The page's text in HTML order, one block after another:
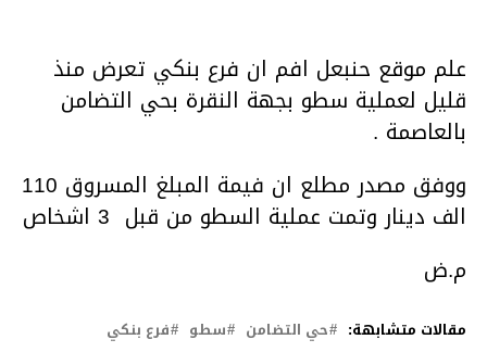
علم موقع حنبعل افم ان فرع بنكي تعرض منذ
قليل لعملية سطو بجهة النقرة بحي التضامن
بالعاصمة .
ووفق مصدر مطلع ان فيمة المبلغ المسروق 110
الف دينار وتمت عملية السطو من قبل 3 اشخاص
م.ض
مقالات متشابهة: حي التضامن سطو فرع بنكي